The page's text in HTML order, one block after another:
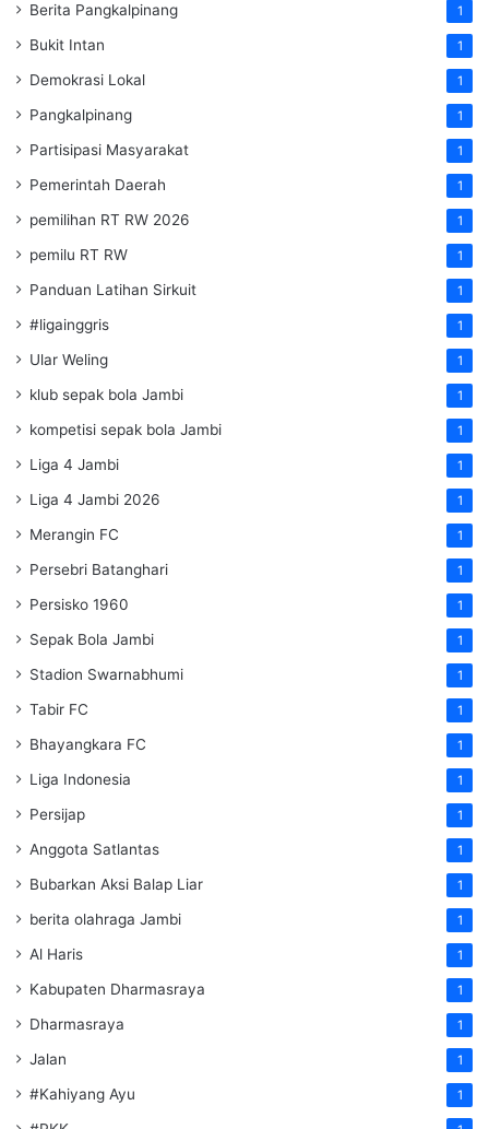
Berita Pangkalpinang 1
Bukit Intan 1
Demokrasi Lokal 1
Pangkalpinang 1
Partisipasi Masyarakat 1
Pemerintah Daerah 1
pemilihan RT RW 2026 1
pemilu RT RW 1
Panduan Latihan Sirkuit 1
#ligainggris 1
Ular Weling 1
klub sepak bola Jambi 1
kompetisi sepak bola Jambi 1
Liga 4 Jambi 1
Liga 4 Jambi 2026 1
Merangin FC 1
Persebri Batanghari 1
Persisko 1960 1
Sepak Bola Jambi 1
Stadion Swarnabhumi 1
Tabir FC 1
Bhayangkara FC 1
Liga Indonesia 1
Persijap 1
Anggota Satlantas 1
Bubarkan Aksi Balap Liar 1
berita olahraga Jambi 1
Al Haris 1
Kabupaten Dharmasraya 1
Dharmasraya 1
Jalan 1
#Kahiyang Ayu 1